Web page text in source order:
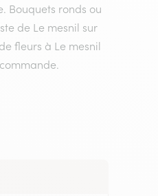
Bouquets ronds ou
de Le mesnil sur
fleurs à Le mesnil